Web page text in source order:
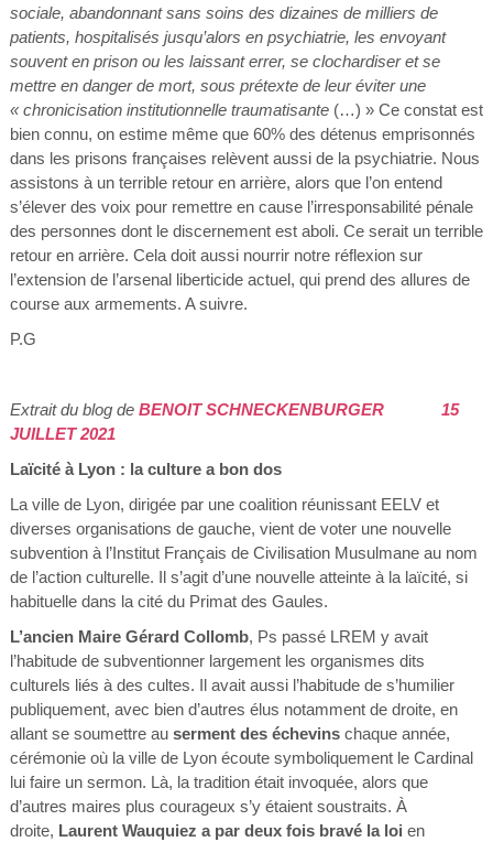
sociale, abandonnant sans soins des dizaines de milliers de
patients, hospitalisés jusqu’alors en psychiatrie, les envoyant
souvent en prison ou les laissant errer, se clochardiser et se
mettre en danger de mort, sous prétexte de leur éviter une
« chronicisation institutionnelle traumatisante(…) » Ce constat est
bien connu, on estime même que 60% des détenus emprisonnés
dans les prisons françaises relèvent aussi de la psychiatrie. Nous
assistons à un terrible retour en arrière, alors que l’on entend
s’élever des voix pour remettre en cause l’irresponsabilité pénale
des personnes dont le discernement est aboli. Ce serait un terrible
retour en arrière. Cela doit aussi nourrir notre réflexion sur
l’extension de l’arsenal liberticide actuel, qui prend des allures de
course aux armements. A suivre.
P.G
Extrait du blog de BENOIT SCHNECKENBURGER
15
JUILLET 2021
Laïcité à Lyon : la culture a bon dos
La ville de Lyon, dirigée par une coalition réunissant EELV et
diverses organisations de gauche, vient de voter une nouvelle
subvention à l’Institut Français de Civilisation Musulmane au nom
de l’action culturelle. Il s’agit d’une nouvelle atteinte à la laïcité, si
habituelle dans la cité du Primat des Gaules.
L’ancien Maire Gérard Collomb, Ps passé LREM y avait
l’habitude de subventionner largement les organismes dits
culturels liés à des cultes. Il avait aussi l’habitude de s’humilier
publiquement, avec bien d’autres élus notamment de droite, en
allant se soumettre au serment des échevinschaque année,
cérémonie où la ville de Lyon écoute symboliquement le Cardinal
lui faire un sermon. Là, la tradition était invoquée, alors que
d’autres maires plus courageux s’y étaient soustraits. À
droite, Laurent Wauquiez a par deux fois bravé la loi en